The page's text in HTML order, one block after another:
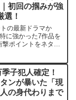
初回の掴みが強
選！
の最新ドラマか
に強かった7作品を
撃ポイントをネタバ
季子犯人確定！
ンが暴いた「現
の身代わりまで